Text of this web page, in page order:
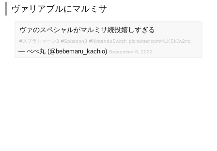
ヴァリアブルにマルミサ
ヴァのスペシャルがマルミサ続投嬉しすぎる
#スプラトゥーン3 #Splatoon3 #NintendoSwitch pic.twitter.com/4LKSkJw2nq
— べべ丸 (@bebemaru_kachio) September 8, 2022